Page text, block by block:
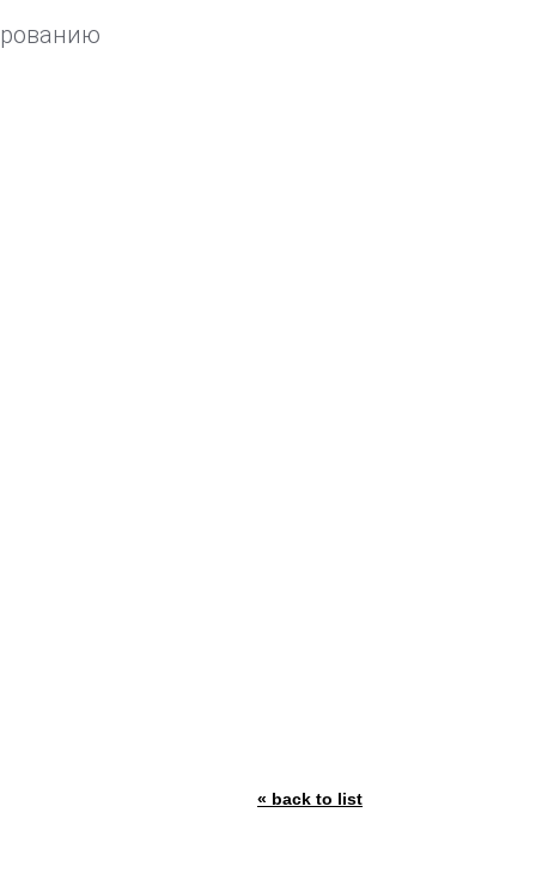
« back to list